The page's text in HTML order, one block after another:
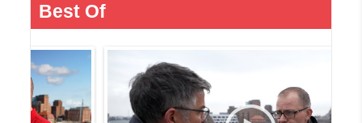
Best Of